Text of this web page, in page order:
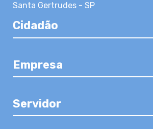
Santa Gertrudes - SP
Cidadão
Empresa
Servidor